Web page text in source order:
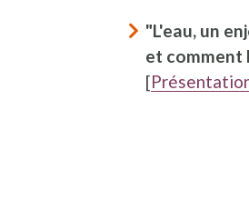
"L'eau, un
et comment
[